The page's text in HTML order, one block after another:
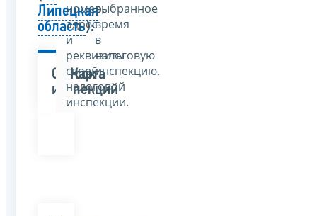
номер,
адрес
и
реквизиты
своей
налоговой
инспекции.
выбранное
время
в
налоговую
инспекцию.
Липецкая
область):
Список
инспекций
Карта